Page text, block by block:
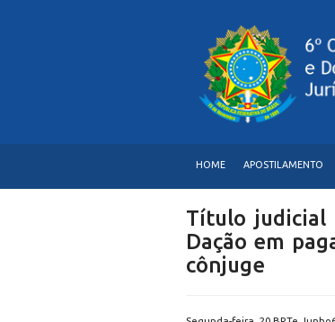
HOME APOSTILAMENTO
Título judicial
Dação em
cônjuge